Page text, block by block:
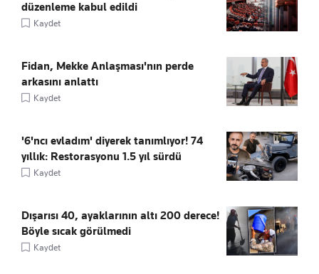
düzenleme kabul edildi
Kaydet
Fidan, Mekke Anlaşması'nın perde
arkasını anlattı
Kaydet
'6'ncı evladım' diyerek tanımlıyor! 74
yıllık: Restorasyonu 1.5 yıl sürdü
Kaydet
Dışarısı 40, ayaklarının altı 200 derece!
Böyle sıcak görülmedi
Kaydet